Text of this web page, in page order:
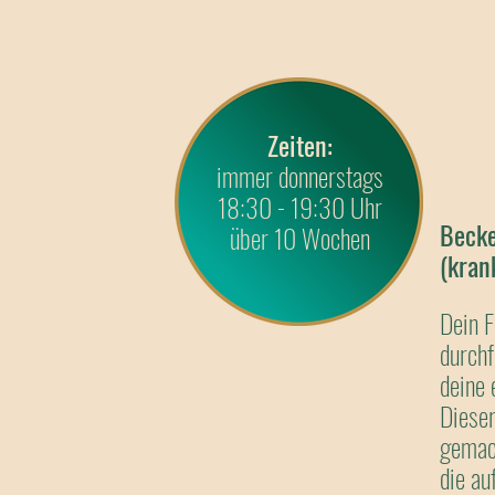
Dein
die
Zeiten:
immer donnerstags
18:30 - 19:30 Uhr
über 10 Wochen